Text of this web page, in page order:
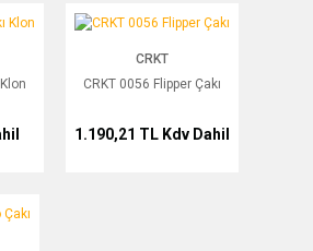
ilk yorumu siz yapın!
Yorum Yaz
CRKT 0056 Flipper Çakı
CRKT
CRKT 0056 Flipper Çakı
1.190,21 TL Kdv Dahil